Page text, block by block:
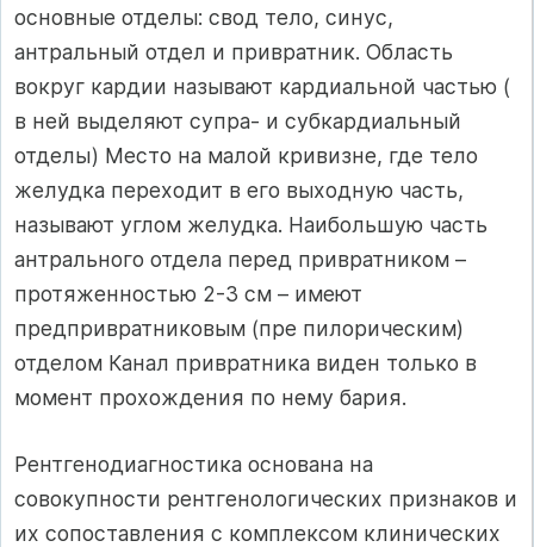
основные отделы: свод тело, синус,
антральный отдел и привратник. Область
вокруг кардии называют кардиальной частью (
в ней выделяют супра- и субкардиальный
отделы) Место на малой кривизне, где тело
желудка переходит в его выходную часть,
называют углом желудка. Наибольшую часть
антрального отдела перед привратником –
протяженностью 2-3 см – имеют
предпривратниковым (пре пилорическим)
отделом Канал привратника виден только в
момент прохождения по нему бария.
Рентгенодиагностика основана на
совокупности рентгенологических признаков и
их сопоставления с комплексом клинических